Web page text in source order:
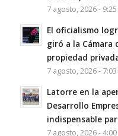
7 agosto, 2026 -
El oficialismo
giró a la Cámara
propiedad
7 agosto, 2026 -
Latorre en la
Desarrollo
indispensable
7 agosto, 2026 -